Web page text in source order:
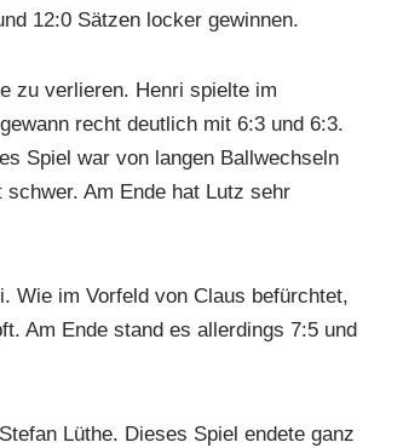
12:0 Sätzen locker gewinnen.
zu verlieren. Henri spielte im
recht deutlich mit 6:3 und 6:3.
Spiel war von langen Ballwechseln
Am Ende hat Lutz sehr
Wie im Vorfeld von Claus befürchtet,
Am Ende stand es allerdings 7:5 und
Lüthe. Dieses Spiel endete ganz